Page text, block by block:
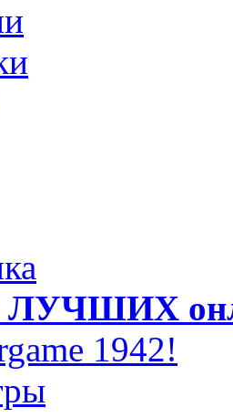
ЛУЧШИХ
1942!